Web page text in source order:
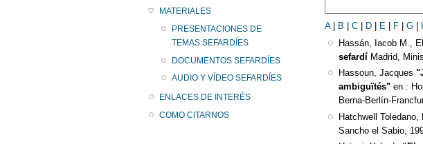
MATERIALES
PRESENTACIONES DE
TEMAS SEFARDÍES
DOCUMENTOS SEFARDÍES
AUDIO Y VÍDEO SEFARDÍES
ENLACES DE INTERÉS
COMO CITARNOS
A B C D E F G
Hassán, Iacob M.,
sefardí Madrid,
Hassoun, Jacques
ambiguïtés" en :
Berna-Berlín-
Hatchwell Toledano,
Sancho el Sabio,